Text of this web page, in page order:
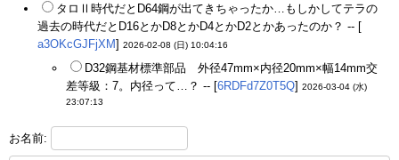
タロⅡ時代だとD64鋼が出てきちゃったか…もしかしてテラの
過去の時代だとD16とかD8とかD4とかD2とかあったのか？ -- [
a3OKcGJFjXM] 2026-02-08 (日) 10:04:16
D32鋼基材標準部品 外径47mm×内径20mm×幅14mm交
差等級：7。内径って…？ -- [6RDFd7Z0T5Q] 2026-03-04 (水)
23:07:13
お名前: